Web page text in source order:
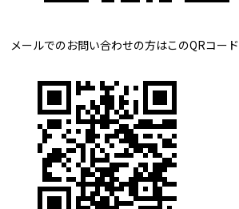
メールでのお問い合わせの方はこのQRコード